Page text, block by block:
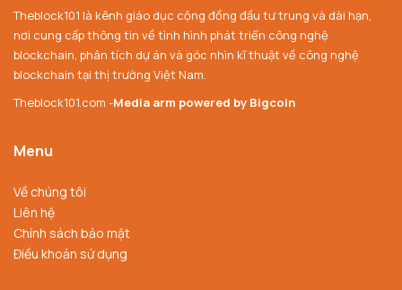
Theblock101 là kênh giáo dục cộng đồng đầu tư trung và dài hạn,
nơi cung cấp thông tin về tình hình phát triển công nghệ
blockchain, phân tích dự án và góc nhìn kĩ thuật về công nghệ
blockchain tại thị trường Việt Nam.
Theblock101.com -Media arm powered by Bigcoin
Menu
Về chúng tôi
Liên hệ
Chính sách bảo mật
Điều khoản sử dụng